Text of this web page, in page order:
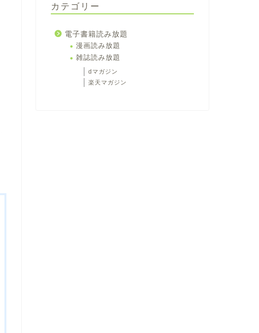
カテゴリー
電子書籍読み放題
漫画読み放題
雑誌読み放題
dマガジン
楽天マガジン